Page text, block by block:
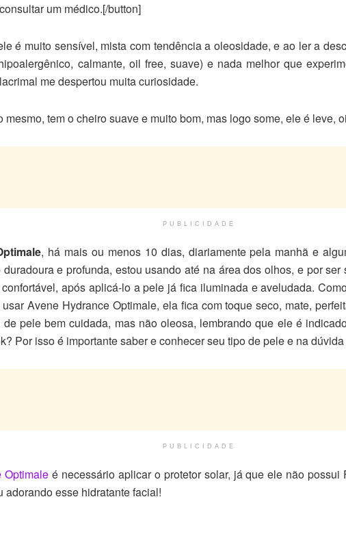
um médico.[/button]
é muito sensível, mista com tendência a oleosidade, e ao ler a
calmante, oil free, suave) e nada melhor que
me despertou muita curiosidade.
tem o cheiro suave e muito bom, mas logo some, ele é leve,
PUBLICIDADE
, há mais ou menos 10 dias, diariamente pela manhã e
e profunda, estou usando até na área dos olhos, e por
após aplicá-lo a pele já fica iluminada e aveludada.
Avene Hydrance Optimale, ela fica com toque seco, mate,
pele bem cuidada, mas não oleosa, lembrando que ele é
Por isso é importante saber e conhecer seu tipo de pele e na
PUBLICIDADE
Optimaleé necessário aplicar o protetor solar, já que ele não
adorando esse hidratante facial!